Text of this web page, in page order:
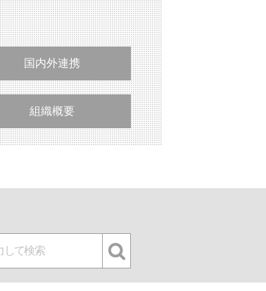
国内外連携
組織概要